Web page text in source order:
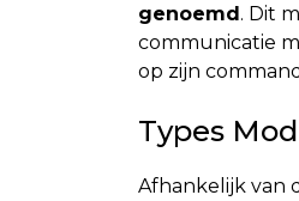
genoemd. Dit
communicatie
op zijn
Types
Afhankelijk van